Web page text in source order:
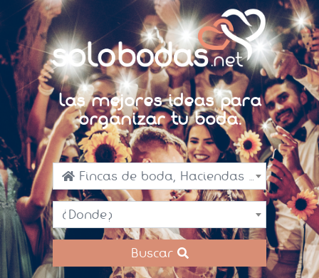
Las mejores ideas para
organizar tu boda.
Fincas de boda, Haciendas y Masias
¿Donde?
Buscar